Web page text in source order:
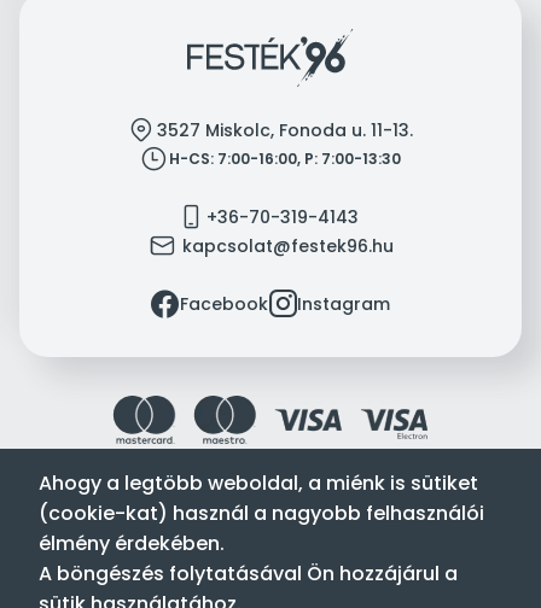
location 3527 Miskolc, Fonoda u. 11-13.
clock H-CS: 7:00-16:00, P: 7:00-13:30
mobile +36-70-319-4143
mail kapcsolat@festek96.hu
facebookFacebookinstagramInstagram
Festék’96 Kft. © 1996-2024. Minden jog fenntartva.
Tervezte és készítette:
forgalmazója.
Ahogy a legtöbb weboldal, a miénk is sütiket
(cookie-kat) használ a nagyobb felhasználói
élmény érdekében.
A böngészés folytatásával Ön hozzájárul a